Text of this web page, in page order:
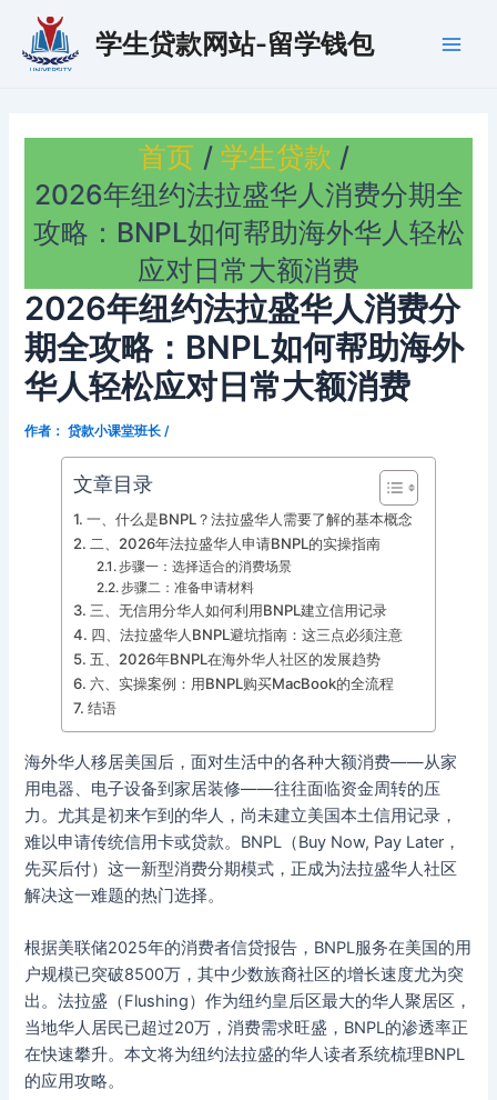
学生贷款网站-留学钱包
首页
学生贷款
2026年纽约法拉盛华人消费分期全
攻略：BNPL如何帮助海外华人轻松
应对日常大额消费
2026年纽约法拉盛华人消费分
期全攻略：BNPL如何帮助海外
华人轻松应对日常大额消费
作者： 贷款小课堂班长 /
文章目录
一、什么是BNPL？法拉盛华人需要了解的基本概念
二、2026年法拉盛华人申请BNPL的实操指南
步骤一：选择适合的消费场景
步骤二：准备申请材料
三、无信用分华人如何利用BNPL建立信用记录
四、法拉盛华人BNPL避坑指南：这三点必须注意
五、2026年BNPL在海外华人社区的发展趋势
六、实操案例：用BNPL购买MacBook的全流程
结语
海外华人移居美国后，面对生活中的各种大额消费——从家
用电器、电子设备到家居装修——往往面临资金周转的压
力。尤其是初来乍到的华人，尚未建立美国本土信用记录，
难以申请传统信用卡或贷款。BNPL（Buy Now, Pay Later，
先买后付）这一新型消费分期模式，正成为法拉盛华人社区
解决这一难题的热门选择。
根据美联储2025年的消费者信贷报告，BNPL服务在美国的用
户规模已突破8500万，其中少数族裔社区的增长速度尤为突
出。法拉盛（Flushing）作为纽约皇后区最大的华人聚居区，
当地华人居民已超过20万，消费需求旺盛，BNPL的渗透率正
在快速攀升。本文将为纽约法拉盛的华人读者系统梳理BNPL
的应用攻略。